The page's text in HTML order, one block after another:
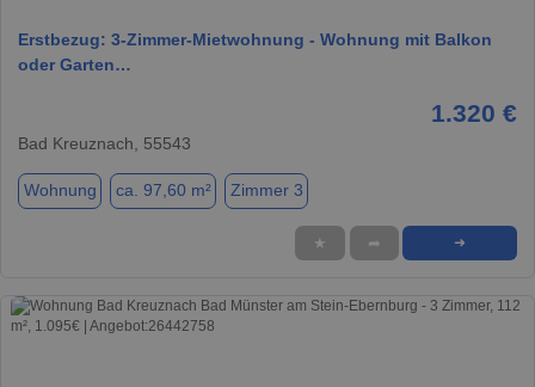
Erstbezug: 3-Zimmer-Mietwohnung - Wohnung mit Balkon
oder Garten…
1.320 €
Bad Kreuznach, 55543
Wohnung ca. 97,60 m² Zimmer 3
★ ➦ ➜